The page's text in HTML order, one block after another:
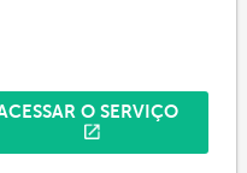
O SERVIÇO